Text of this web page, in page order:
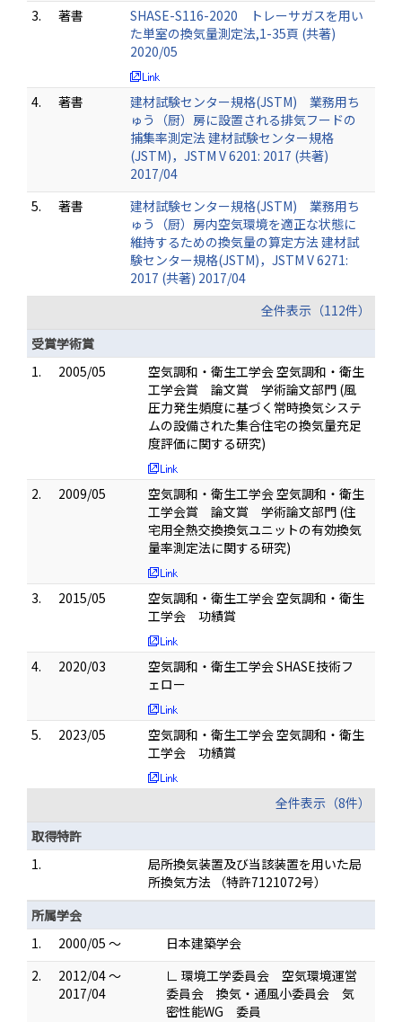
3. 著書
SHASE-S116-2020 トレーサガスを用い
た単室の換気量測定法,1-35頁 (共著)
2020/05
4. 著書
建材試験センター規格(JSTM) 業務用ち
ゅう（厨）房に設置される排気フードの
捕集率測定法 建材試験センター規格
(JSTM)，JSTM V 6201: 2017 (共著)
2017/04
5.
著書
建材試験センター規格(JSTM) 業務用ち
ゅう（厨）房内空気環境を適正な状態に
維持するための換気量の算定方法 建材試
験センター規格(JSTM)，JSTM V 6271:
2017 (共著) 2017/04
全件表示（112件）
受賞学術賞
1.
2005/05
空気調和・衛生工学会 空気調和・衛生
工学会賞 論文賞 学術論文部門 (風
圧力発生頻度に基づく常時換気システ
ムの設備された集合住宅の換気量充足
度評価に関する研究)
2. 2009/05
空気調和・衛生工学会 空気調和・衛生
工学会賞 論文賞 学術論文部門 (住
宅用全熱交換換気ユニットの有効換気
量率測定法に関する研究)
3. 2015/05
空気調和・衛生工学会 空気調和・衛生
工学会 功績賞
4. 2020/03
空気調和・衛生工学会 SHASE技術フ
ェロー
5. 2023/05
空気調和・衛生工学会 空気調和・衛生
工学会 功績賞
全件表示（8件）
取得特許
1.
局所換気装置及び当該装置を用いた局
所換気方法 （特許7121072号）
所属学会
1.
2000/05 ～
日本建築学会
2.
2012/04 ～
2017/04
∟ 環境工学委員会 空気環境運営
委員会 換気・通風小委員会 気
密性能WG 委員